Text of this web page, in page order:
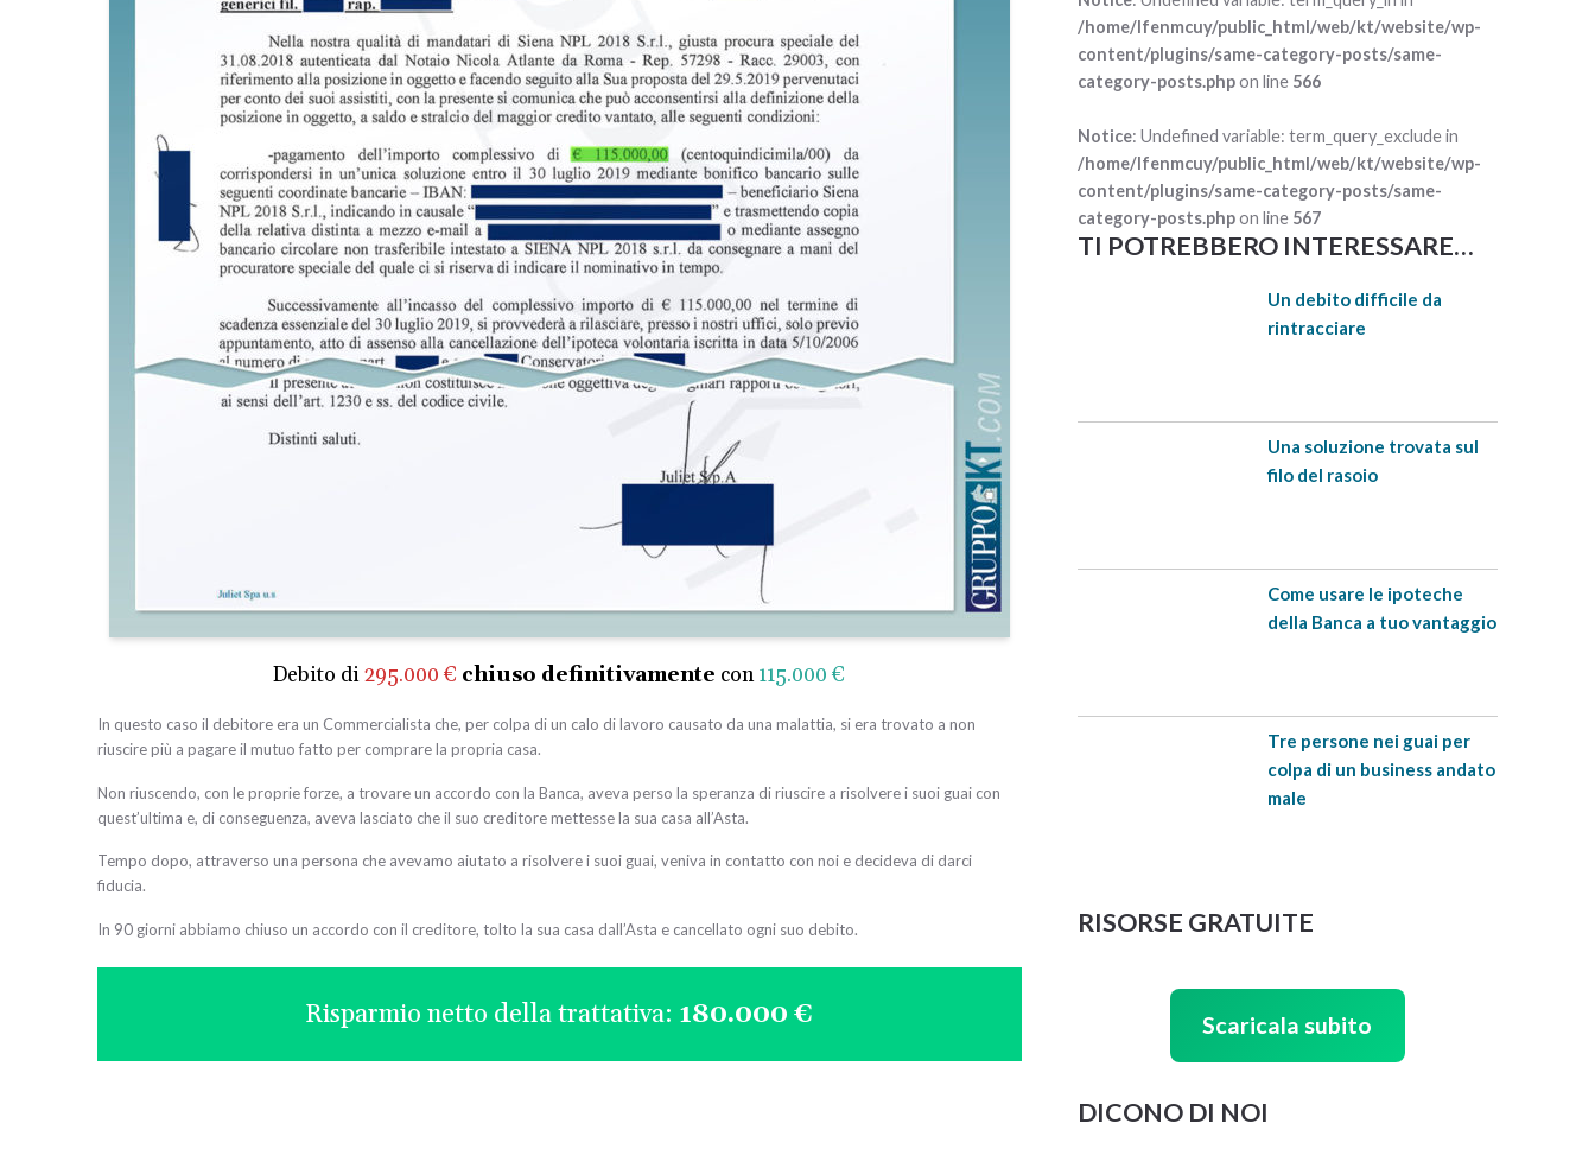
Debito di295.000 € chiuso definitivamente con115.000 €
In questo caso il debitore era un Commercialista che, per colpa di un calo di lavoro causato da una malattia, si era trovato a non
riuscire più a pagare il mutuo fatto per comprare la propria casa.
Non riuscendo, con le proprie forze, a trovare un accordo con la Banca, aveva perso la speranza di riuscire a risolvere i suoi guai con
quest’ultima e, di conseguenza, aveva lasciato che il suo creditore mettesse la sua casa all’Asta.
Tempo dopo, attraverso una persona che avevamo aiutato a risolvere i suoi guai, veniva in contatto con noi e decideva di darci
fiducia.
In 90 giorni abbiamo chiuso un accordo con il creditore, tolto la sua casa dall’Asta e cancellato ogni suo debito.
Risparmio netto della trattativa: 180.000 €
/home/lfenmcuy/public_html/web/kt/website/wp-
content/plugins/same-category-posts/same-
category-posts.phpon line 566
Notice: Undefined variable: term_query_exclude in
/home/lfenmcuy/public_html/web/kt/website/wp-
content/plugins/same-category-posts/same-
category-posts.phpon line 567
TI POTREBBERO INTERESSARE…
Un debito difficile da
rintracciare
Una soluzione trovata sul
filo del rasoio
Come usare le ipoteche
della Banca a tuo vantaggio
Tre persone nei guai per
colpa di un business andato
male
RISORSE GRATUITE
Scaricala subito
DICONO DI NOI